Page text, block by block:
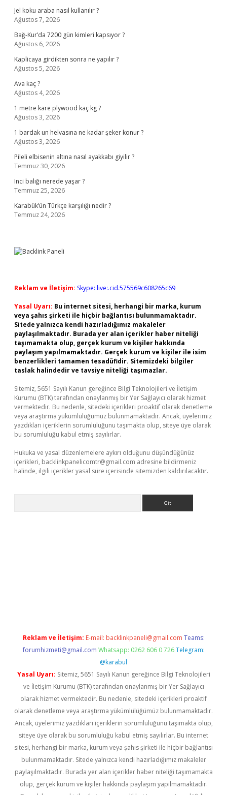
Jel koku araba nasıl kullanılır ?
Ağustos 7, 2026
Bağ-Kur’da 7200 gün kimleri kapsıyor ?
Ağustos 6, 2026
Kaplicaya girdikten sonra ne yapılır ?
Ağustos 5, 2026
Ava kaç ?
Ağustos 4, 2026
1 metre kare plywood kaç kg ?
Ağustos 3, 2026
1 bardak un helvasına ne kadar şeker konur ?
Ağustos 3, 2026
Pileli elbisenin altına nasıl ayakkabı giyilir ?
Temmuz 30, 2026
Inci balığı nerede yaşar ?
Temmuz 25, 2026
Karabük’ün Türkçe karşılığı nedir ?
Temmuz 24, 2026
Reklam ve İletişim: Skype: live:.cid.575569c608265c69
Yasal Uyarı: Bu internet sitesi, herhangi bir marka, kurum
veya şahıs şirketi ile hiçbir bağlantısı bulunmamaktadır.
Sitede yalnızca kendi hazırladığımız makaleler
paylaşılmaktadır. Burada yer alan içerikler haber niteliği
taşımamakta olup, gerçek kurum ve kişiler hakkında
paylaşım yapılmamaktadır. Gerçek kurum ve kişiler ile isim
benzerlikleri tamamen tesadüfidir. Sitemizdeki bilgiler
taslak halindedir ve tavsiye niteliği taşımazlar.
Sitemiz, 5651 Sayılı Kanun gereğince Bilgi Teknolojileri ve İletişim
Kurumu (BTK) tarafından onaylanmış bir Yer Sağlayıcı olarak hizmet
vermektedir. Bu nedenle, sitedeki içerikleri proaktif olarak denetleme
veya araştırma yükümlülüğümüz bulunmamaktadır. Ancak, üyelerimiz
yazdıkları içeriklerin sorumluluğunu taşımakta olup, siteye üye olarak
bu sorumluluğu kabul etmiş sayılırlar.
Hukuka ve yasal düzenlemelere aykırı olduğunu düşündüğünüz
içerikleri, backlinkpanelicomtr@gmail.com adresine bildirmeniz
halinde, ilgili içerikler yasal süre içerisinde sitemizden kaldırılacaktır.
Reklam ve İletişim: E-mail: backlinkpaneli@gmail.com Teams:
forumhizmeti@gmail.com Whatsapp: 0262 606 0 726 Telegram:
@karabul
Yasal Uyarı: Sitemiz, 5651 Sayılı Kanun gereğince Bilgi Teknolojileri
ve İletişim Kurumu (BTK) tarafından onaylanmış bir Yer Sağlayıcı
olarak hizmet vermektedir. Bu nedenle, sitedeki içerikleri proaktif
olarak denetleme veya araştırma yükümlülüğümüz bulunmamaktadır.
Ancak, üyelerimiz yazdıkları içeriklerin sorumluluğunu taşımakta olup,
siteye üye olarak bu sorumluluğu kabul etmiş sayılırlar. Bu internet
sitesi, herhangi bir marka, kurum veya şahıs şirketi ile hiçbir bağlantısı
bulunmamaktadır. Sitede yalnızca kendi hazırladığımız makaleler
paylaşılmaktadır. Burada yer alan içerikler haber niteliği taşımamakta
olup, gerçek kurum ve kişiler hakkında paylaşım yapılmamaktadır.